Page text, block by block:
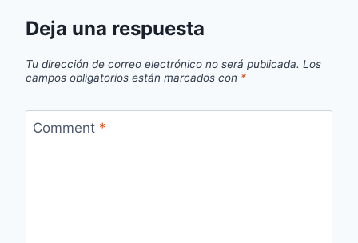
Deja una respuesta
Tu dirección de correo electrónico no será publicada. Los
campos obligatorios están marcados con *
Comment *